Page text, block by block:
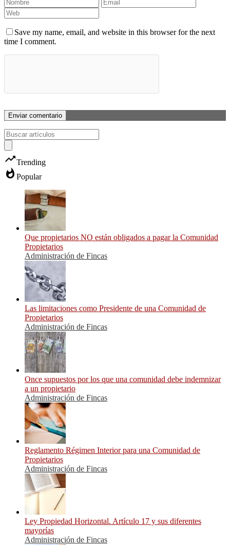
Save my name, email, and website in this browser for the next
time I comment.
trending_upTrending
whatshot Popular
Que propietarios NO están obligados a pagar la Comunidad
Propietarios
Administración de Fincas
Las limitaciones como Presidente de una Comunidad de
Propietarios
Administración de Fincas
Once supuestos por los que una comunidad debe indemnizar
a un propietario
Administración de Fincas
Reglamento Régimen Interior para una Comunidad de
Propietarios
Administración de Fincas
Ley Propiedad Horizontal. Artículo 17 y sus diferentes
mayorías
Administración de Fincas